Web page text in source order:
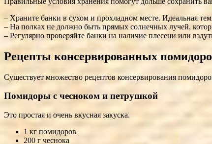
– Храните банки в сухом и прохладном месте. Идеальная
– На полках не должно быть прямых солнечных лучей,
– Регулярно проверяйте банки на наличие плесени или
Рецепты консервированных
Существует множество рецептов консервирования
Помидоры с чесноком и петрушкой
Это простая и очень вкусная закуска.
1 кг помидоров
200 г чеснока